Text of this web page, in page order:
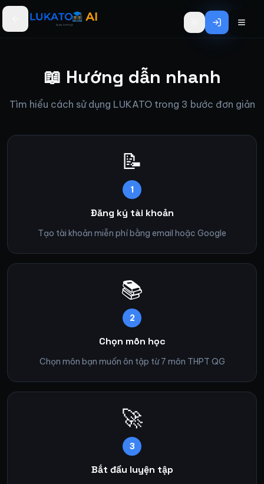
Bỏ qua đến nội dung chính
📖 Hướng dẫn nhanh
Tìm hiểu cách sử dụng LUKATO trong 3 bước đơn giản
📝
1
Đăng ký tài khoản
Tạo tài khoản miễn phí bằng email hoặc Google
📚
2
Chọn môn học
Chọn môn bạn muốn ôn tập từ 7 môn THPT QG
🚀
3
Bắt đầu luyện tập